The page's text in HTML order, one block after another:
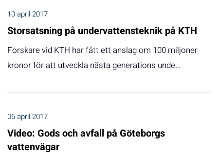
10 april 2017
Storsatsning på undervattensteknik på KTH
Forskare vid KTH har fått ett anslag om 100 miljoner
kronor för att utveckla nästa generations unde…
06 april 2017
Video: Gods och avfall på Göteborgs
vattenvägar